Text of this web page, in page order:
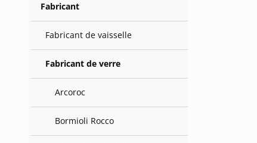
Fabricant
Fabricant de vaisselle
Fabricant de verre
Arcoroc
Bormioli Rocco